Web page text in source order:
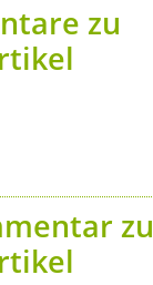
zu
zu